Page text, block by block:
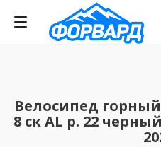
Велосипед горный
8 ск AL р. 22